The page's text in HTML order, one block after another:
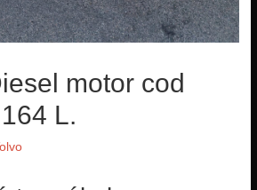
motor cod
L.